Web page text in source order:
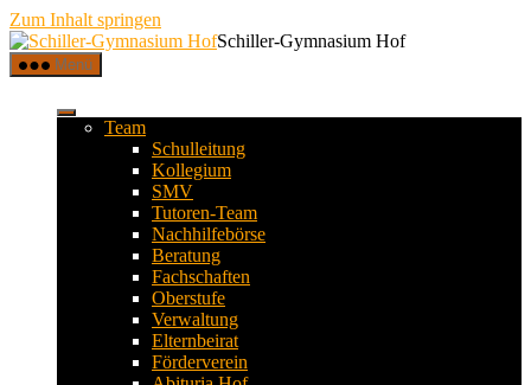
Zum Inhalt springen
Schiller-Gymnasium Hof
Menü
Team
Schulleitung
Kollegium
SMV
Tutoren-Team
Nachhilfebörse
Beratung
Fachschaften
Oberstufe
Verwaltung
Elternbeirat
Förderverein